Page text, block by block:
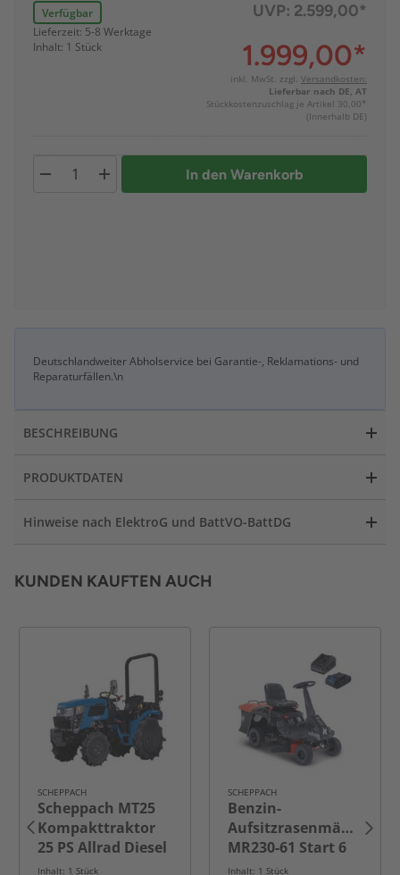
Verfügbar
Lieferzeit: 5-8 Werktage
Inhalt: 1 Stück
UVP: 2.599,00*
1.999,00*
inkl. MwSt. zzgl. Versandkosten:
Lieferbar nach DE, AT
Stückkostenzuschlag je Artikel 30,00*
(Innerhalb DE)
In den Warenkorb
Deutschlandweiter Abholservice bei Garantie-, Reklamations- und
Reparaturfällen.\n
BESCHREIBUNG
PRODUKTDATEN
Hinweise nach ElektroG und BattVO-BattDG
KUNDEN KAUFTEN AUCH
SCHEPPACH
Scheppach MT25
Kompakttraktor
25 PS Allrad Diesel
mit KAT 1
Inhalt: 1 Stück
SCHEPPACH
Benzin-
Aufsitzrasenmäher
MR230-61 Start 6
in 1
Inhalt: 1 Stück